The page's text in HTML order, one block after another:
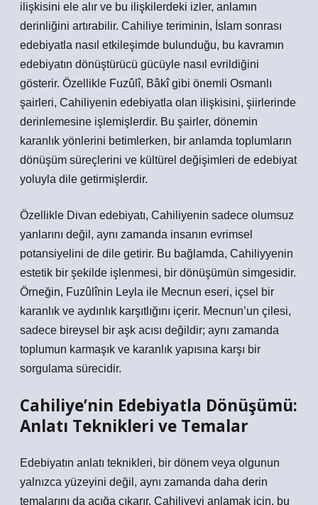
ilişkisini ele alır ve bu ilişkilerdeki izler, anlamın
derinliğini artırabilir. Cahiliye teriminin, İslam sonrası
edebiyatla nasıl etkileşimde bulunduğu, bu kavramın
edebiyatın dönüştürücü gücüyle nasıl evrildiğini
gösterir. Özellikle Fuzûlî, Bâkî gibi önemli Osmanlı
şairleri, Cahiliyenin edebiyatla olan ilişkisini, şiirlerinde
derinlemesine işlemişlerdir. Bu şairler, dönemin
karanlık yönlerini betimlerken, bir anlamda toplumların
dönüşüm süreçlerini ve kültürel değişimleri de edebiyat
yoluyla dile getirmişlerdir.
Özellikle Divan edebiyatı, Cahiliyenin sadece olumsuz
yanlarını değil, aynı zamanda insanın evrimsel
potansiyelini de dile getirir. Bu bağlamda, Cahiliyyenin
estetik bir şekilde işlenmesi, bir dönüşümün simgesidir.
Örneğin, Fuzûlînin Leyla ile Mecnun eseri, içsel bir
karanlık ve aydınlık karşıtlığını içerir. Mecnun’un çilesi,
sadece bireysel bir aşk acısı değildir; aynı zamanda
toplumun karmaşık ve karanlık yapısına karşı bir
sorgulama sürecidir.
Cahiliye’nin Edebiyatla Dönüşümü:
Anlatı Teknikleri ve Temalar
Edebiyatın anlatı teknikleri, bir dönem veya olgunun
yalnızca yüzeyini değil, aynı zamanda daha derin
temalarını da açığa çıkarır. Cahiliyeyi anlamak için, bu